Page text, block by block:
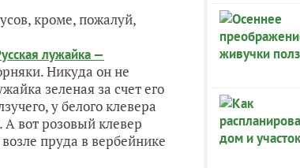
кроме, пожалуй,
лужайка —
Никуда он не
зеленая за счет его
у белого клевера
вот розовый клевер
пруда в вербейнике